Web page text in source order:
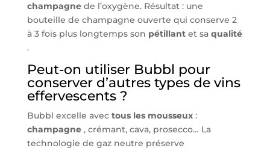
champagnede l’oxygène. Résultat : une
bouteille de champagne ouverte qui conserve 2
à 3 fois plus longtemps son pétillantet sa qualité
.
Peut-on utiliser Bubbl pour
conserver d’autres types de vins
effervescents ?
Bubbl excelle avec tous les mousseux:
champagne, crémant, cava, prosecco… La
technologie de gaz neutre préserve